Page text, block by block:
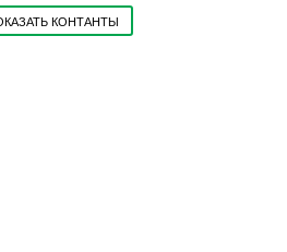
КОНТАНТЫ